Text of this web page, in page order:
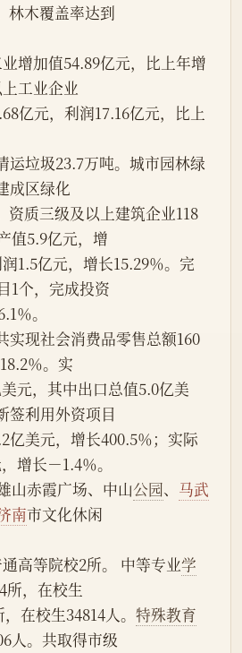
林木覆盖率达到
工业企业
亿元，利润17.16亿元，比上
成区绿化
资质三级及以上建筑企业118
值5.9亿元，增
1.5亿元，增长15.29％。完
1个，完成投资
％。
％。实
元，其中出口总值5.0亿美
签利用外资项目
亿美元，增长400.5％；实际
增长－1.4％。
山赤霞广场、中山公园、 马武
南市文化休闲
普通高等院校2所。 中等专业
学
所，在校生
在校生34814人。 特殊教育
人。共取得市级